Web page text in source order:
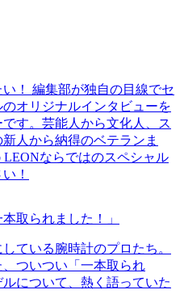
！ 編集部が独自の目線でセ
オリジナルインタビューを
す。芸能人から文化人、ス
人から納得のベテランま
LEONならではのスペシャル
！
取られました！」
ている腕時計のプロたち。
ついつい「一本取られ
について、熱く語っていた